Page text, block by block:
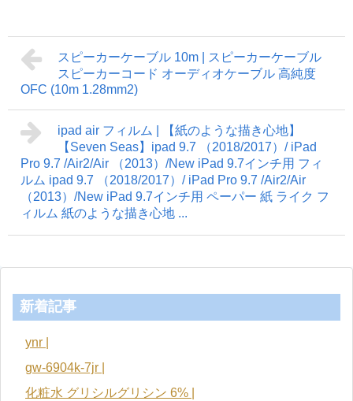
スピーカーケーブル 10m | スピーカーケーブル
スピーカーコード オーディオケーブル 高純度
OFC (10m 1.28mm2)
ipad air フィルム | 【紙のような描き心地】
【Seven Seas】ipad 9.7 （2018/2017）/ iPad
Pro 9.7 /Air2/Air （2013）/New iPad 9.7インチ用 フィ
ルム ipad 9.7 （2018/2017）/ iPad Pro 9.7 /Air2/Air
（2013）/New iPad 9.7インチ用 ペーパー 紙 ライク フ
ィルム 紙のような描き心地 ...
新着記事
ynr |
gw-6904k-7jr |
化粧水 グリシルグリシン 6% |